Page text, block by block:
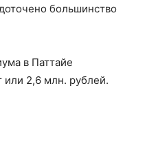
большинство
в Паттайе
или 2,6 млн. рублей.